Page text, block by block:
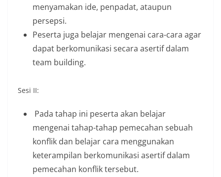
menyamakan ide, penpadat, ataupun
persepsi.
Peserta juga belajar mengenai cara-cara agar
dapat berkomunikasi secara asertif dalam
team building.
Sesi II:
Pada tahap ini peserta akan belajar
mengenai tahap-tahap pemecahan sebuah
konflik dan belajar cara menggunakan
keterampilan berkomunikasi asertif dalam
pemecahan konflik tersebut.